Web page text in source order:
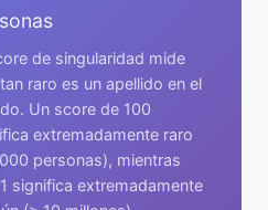
de singularidad mide
raro es un apellido en el
Un score de 100
extremadamente raro
personas), mientras
significa extremadamente